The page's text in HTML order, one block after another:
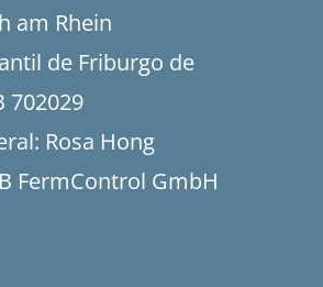
am Rhein
de Friburgo de
702029
Rosa Hong
FermControl GmbH